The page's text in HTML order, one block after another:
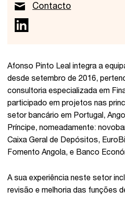
Contacto
Afonso Pinto Leal integra a
desde setembro de 2016,
consultoria especializada em
participado em projetos nas
setor bancário em Portugal,
Príncipe, nomeadamente:
Caixa Geral de Depósitos,
Fomento Angola, e Banco
A sua experiência neste setor
revisão e melhoria das funções